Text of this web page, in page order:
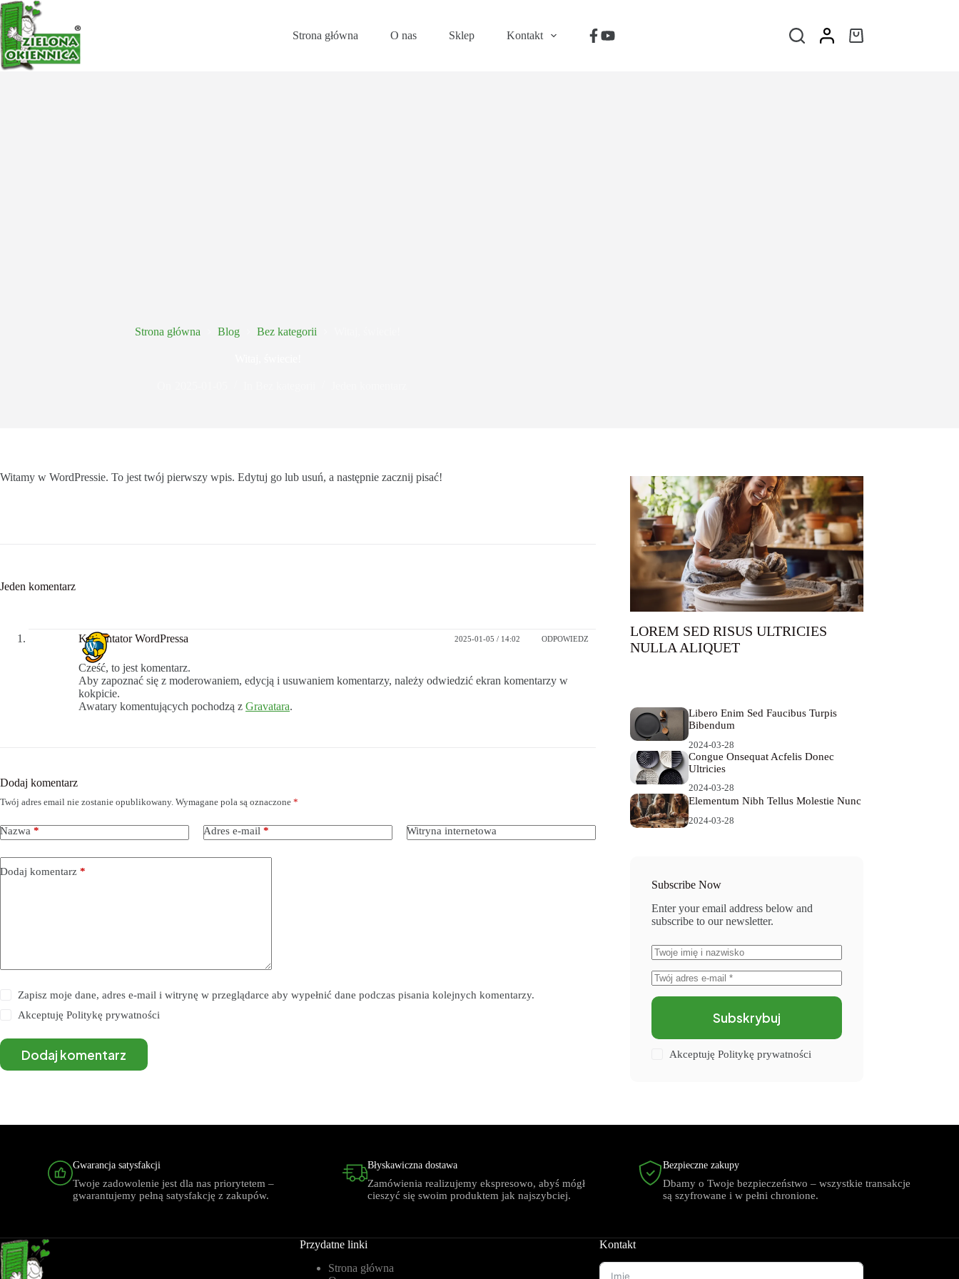
Strona główna O nas Sklep Kontakt
Strona główna Blog Bez kategorii
Witamy w WordPressie. To jest twój pierwszy wpis. Edytuj go lub usuń, a następnie zacznij pisać!
Jeden komentarz
Komentator WordPressa 2025-01-05 / 14:02 ODPOWIEDZ
Cześć, to jest komentarz.
Aby zapoznać się z moderowaniem, edycją i usuwaniem komentarzy, należy odwiedzić ekran komentarzy w
kokpicie.
Awatary komentujących pochodzą z Gravatara.
Dodaj komentarz
Twój adres email nie zostanie opublikowany. Wymagane pola są oznaczone *
Nazwa * Adres e-mail * Witryna internetowa
Dodaj komentarz *
Zapisz moje dane, adres e-mail i witrynę w przeglądarce aby wypełnić dane podczas pisania kolejnych komentarzy.
AkceptujęPolitykę prywatności
Dodaj komentarz
LOREM SED RISUS ULTRICIES
NULLA ALIQUET
Libero Enim Sed Faucibus Turpis
Bibendum
2024-03-28
Congue Onsequat Acfelis Donec
Ultricies
2024-03-28
Elementum Nibh Tellus Molestie Nunc
2024-03-28
Subscribe Now
Enter your email address below and
subscribe to our newsletter.
Subskrybuj
AkceptujęPolitykę prywatności
Gwarancja satysfakcji
Twoje zadowolenie jest dla nas priorytetem –
gwarantujemy pełną satysfakcję z zakupów.
Błyskawiczna dostawa
Zamówienia realizujemy ekspresowo, abyś mógł
cieszyć się swoim produktem jak najszybciej.
Bezpieczne zakupy
Dbamy o Twoje bezpieczeństwo – wszystkie transakcje
są szyfrowane i w pełni chronione.
Przydatne linki
Strona główna
Kontakt